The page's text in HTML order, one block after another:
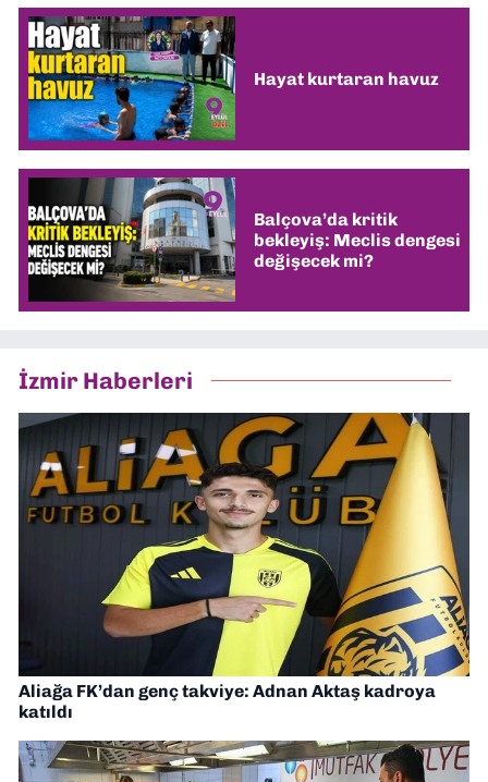
Hayat kurtaran havuz
Balçova’da kritik
bekleyiş: Meclis dengesi
değişecek mi?
İzmir Haberleri
Aliağa FK’dan genç takviye: Adnan Aktaş kadroya
katıldı